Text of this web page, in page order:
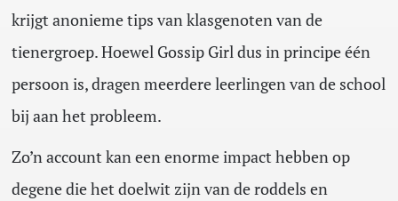
krijgt anonieme tips van klasgenoten van de
tienergroep. Hoewel Gossip Girl dus in principe één
persoon is, dragen meerdere leerlingen van de school
bij aan het probleem.
Zo’n account kan een enorme impact hebben op
degene die het doelwit zijn van de roddels en